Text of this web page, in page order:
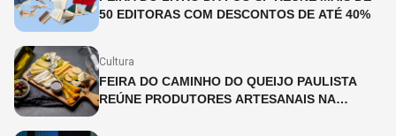
50 EDITORAS COM DESCONTOS DE ATÉ 40%
Cultura
FEIRA DO CAMINHO DO QUEIJO PAULISTA
REÚNE PRODUTORES ARTESANAIS NA